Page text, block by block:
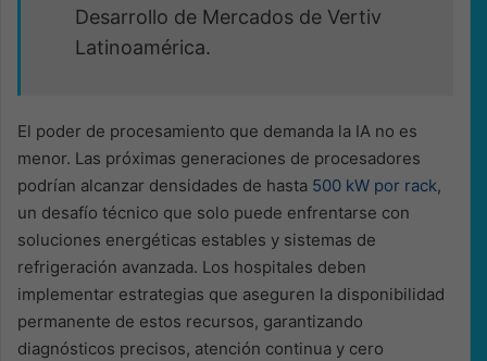
Desarrollo de Mercados de Vertiv
Latinoamérica.
El poder de procesamiento que demanda la IA no es
menor. Las próximas generaciones de procesadores
podrían alcanzar densidades de hasta 500 kW por rack,
un desafío técnico que solo puede enfrentarse con
soluciones energéticas estables y sistemas de
refrigeración avanzada. Los hospitales deben
implementar estrategias que aseguren la disponibilidad
permanente de estos recursos, garantizando
diagnósticos precisos, atención continua y cero